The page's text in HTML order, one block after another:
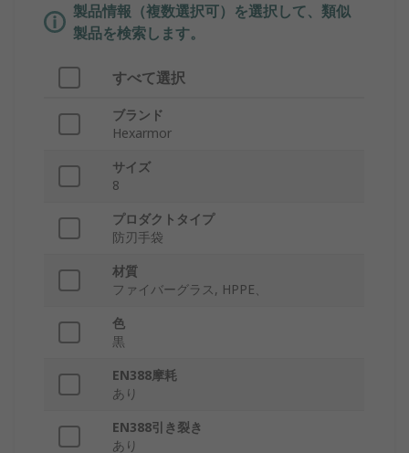
製品情報（複数選択可）を選択して、類似
製品を検索します。
すべて選択
ブランド
Hexarmor
サイズ
8
プロダクトタイプ
防刃手袋
材質
ファイバーグラス, HPPE、
色
黒
EN388摩耗
あり
EN388引き裂き
あり